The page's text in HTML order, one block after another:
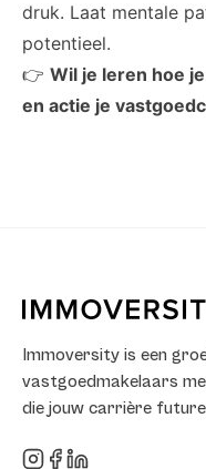
druk. Laat mentale
potentieel.
👉 Wil je leren hoe
en actie je
Immoversity is een
vastgoedmakelaars
die jouw carrière